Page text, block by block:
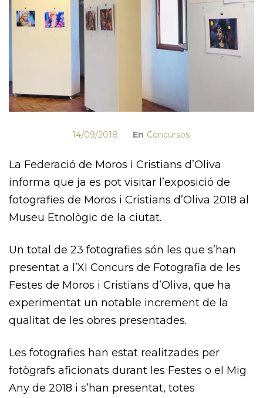
14/09/2018 En Concursos
La Federació de Moros i Cristians d’Oliva
informa que ja es pot visitar l’exposició de
fotografies de Moros i Cristians d’Oliva 2018 al
Museu Etnològic de la ciutat.
Un total de 23 fotografies són les que s’han
presentat a l’XI Concurs de Fotografia de les
Festes de Moros i Cristians d’Oliva, que ha
experimentat un notable increment de la
qualitat de les obres presentades.
Les fotografies han estat realitzades per
fotògrafs aficionats durant les Festes o el Mig
Any de 2018 i s’han presentat, totes